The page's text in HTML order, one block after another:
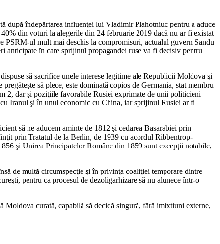
după îndepărtarea influenţei lui Vladimir Plahotniuc pentru a aduce
din voturi la alegerile din 24 februarie 2019 dacă nu ar fi existat
PSRM-ul mult mai deschis la compromisuri, actualul guvern Sandu
anticipate în care sprijinul propagandei ruse va fi decisiv pentru
să sacrifice unele interese legitime ale Republicii Moldova şi
să plece, este dominată copios de Germania, stat membru
2, dar şi poziţiile favorabile Rusiei exprimate de unii politicieni
Iranul şi în unul economic cu China, iar sprijinul Rusiei ar fi
să ne aducem aminte de 1812 şi cedarea Basarabiei prin
prin Tratatul de la Berlin, de 1939 cu acordul Ribbentrop-
şi Unirea Principatelor Române din 1859 sunt excepţii notabile,
de multă circumspecţie şi în privinţa coaliţiei temporare dintre
pentru ca procesul de dezoligarhizare să nu alunece într-o
Moldova curată, capabilă să decidă singură, fără imixtiuni externe,